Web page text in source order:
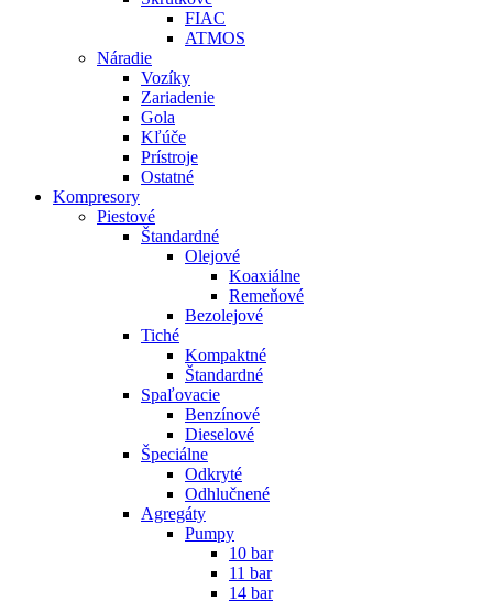
FIAC
ATMOS
Náradie
Vozíky
Zariadenie
Gola
Kľúče
Prístroje
Ostatné
Kompresory
Piestové
Štandardné
Olejové
Koaxiálne
Remeňové
Bezolejové
Tiché
Kompaktné
Štandardné
Spaľovacie
Benzínové
Dieselové
Špeciálne
Odkryté
Odhlučnené
Agregáty
Pumpy
10 bar
11 bar
14 bar